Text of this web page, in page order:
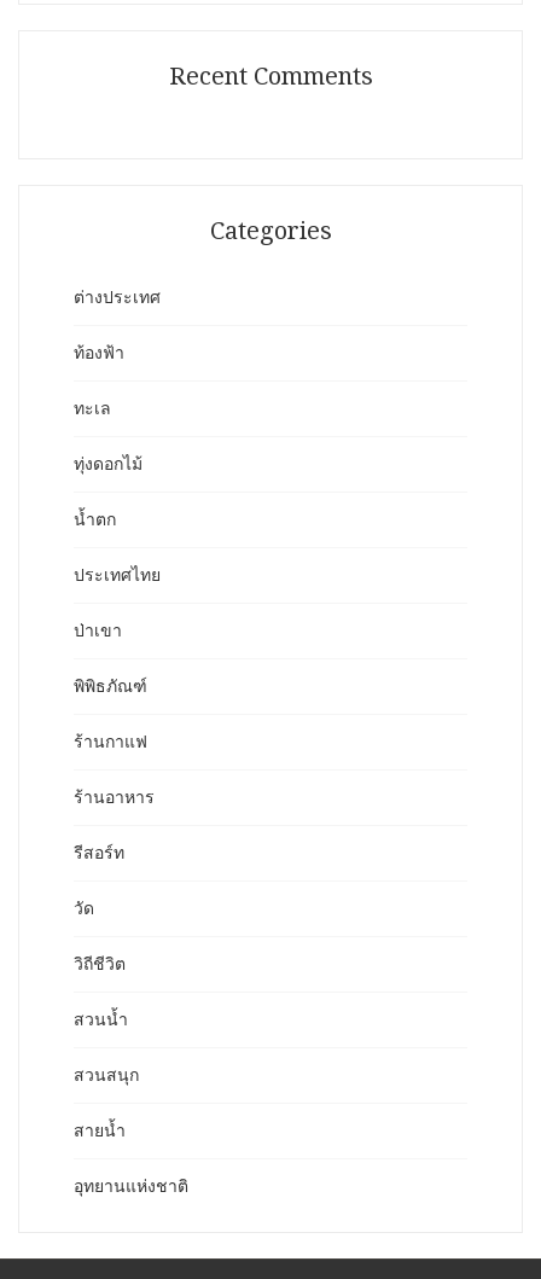
Recent Comments
Categories
ต่างประเทศ
ท้องฟ้า
ทะเล
ทุ่งดอกไม้
น้ำตก
ประเทศไทย
ป่าเขา
พิพิธภัณฑ์
ร้านกาแฟ
ร้านอาหาร
รีสอร์ท
วัด
วิถีชีวิต
สวนน้ำ
สวนสนุก
สายน้ำ
อุทยานแห่งชาติ